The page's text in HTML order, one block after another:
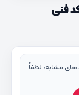
فنی
مشابه، لطفاً